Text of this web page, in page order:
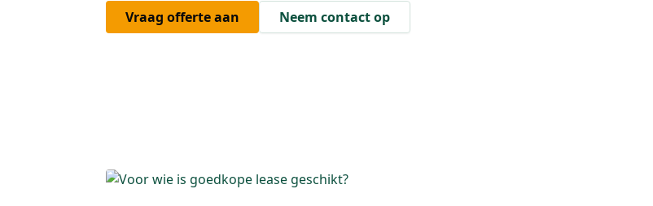
Vraag offerte aan
Neem contact op